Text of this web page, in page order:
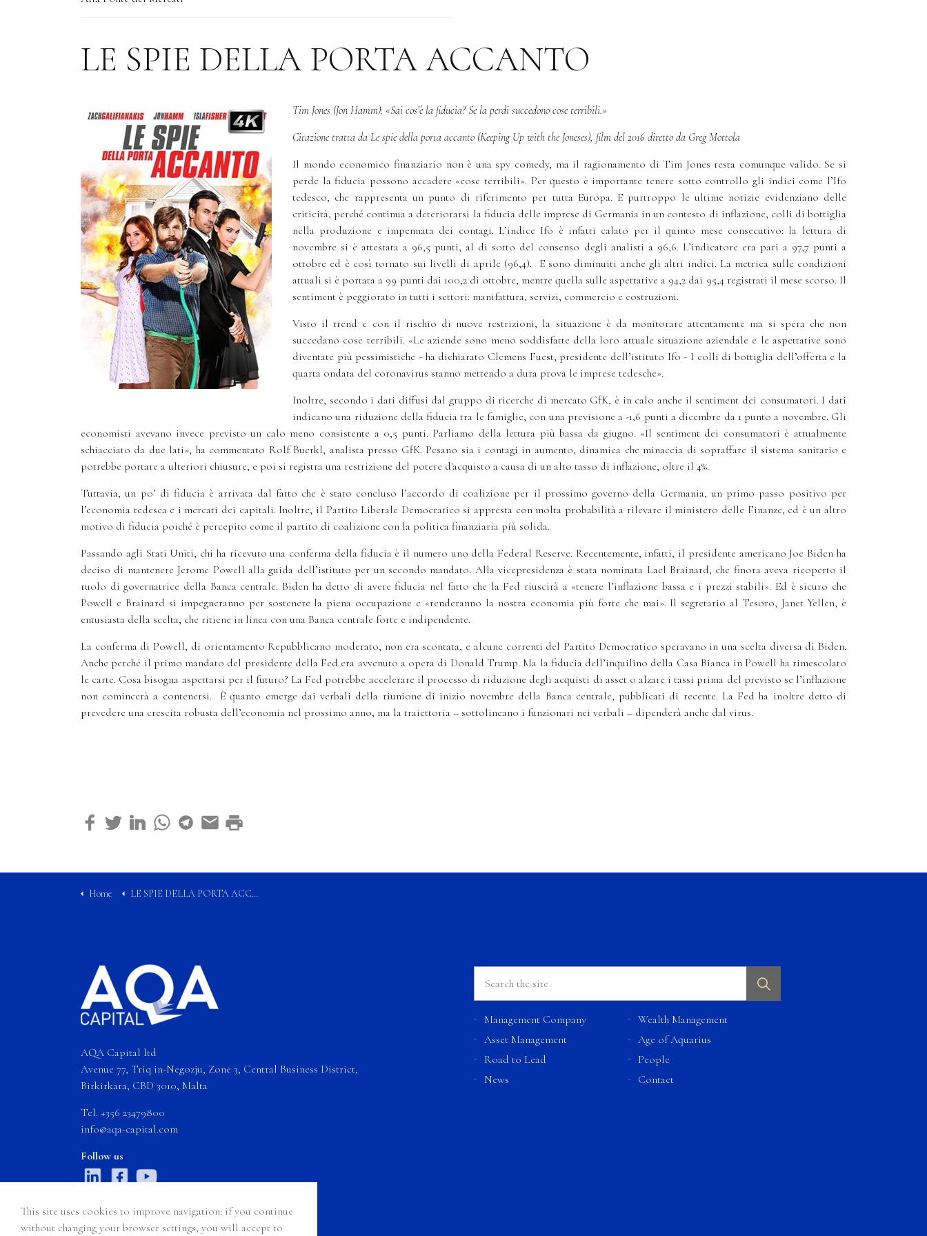
People
News
Regulatory
Contact
LE SPIE DELLA PORTA ACCANTO
Tim Jones (Jon Hamm): «Sai cos’è la fiducia? Se la perdi succedono cose terribili.»
Citazione tratta da Le spie della porta accanto (Keeping Up with the Joneses), film del 2016 diretto da Greg Mottola
Il mondo economico finanziario non è una spy comedy, ma il ragionamento di Tim Jones resta comunque valido. Se si
perde la fiducia possono accadere «cose terribili». Per questo è importante tenere sotto controllo gli indici come l’Ifo
tedesco, che rappresenta un punto di riferimento per tutta Europa. E purtroppo le ultime notizie evidenziano delle
criticità, perché continua a deteriorarsi la fiducia delle imprese di Germania in un contesto di inflazione, colli di bottiglia
nella produzione e impennata dei contagi. L’indice Ifo è infatti calato per il quinto mese consecutivo: la lettura di
novembre si è attestata a 96,5 punti, al di sotto del consenso degli analisti a 96,6. L’indicatore era pari a 97,7 punti a
ottobre ed è così tornato sui livelli di aprile (96,4). E sono diminuiti anche gli altri indici. La metrica sulle condizioni
attuali si è portata a 99 punti dai 100,2 di ottobre, mentre quella sulle aspettative a 94,2 dai 95,4 registrati il mese scorso. Il
sentiment è peggiorato in tutti i settori: manifattura, servizi, commercio e costruzioni.
Visto il trend e con il rischio di nuove restrizioni, la situazione è da monitorare attentamente ma si spera che non
succedano cose terribili. «Le aziende sono meno soddisfatte della loro attuale situazione aziendale e le aspettative sono
diventate più pessimistiche - ha dichiarato Clemens Fuest, presidente dell’istituto Ifo - I colli di bottiglia dell’offerta e la
quarta ondata del coronavirus stanno mettendo a dura prova le imprese tedesche».
Inoltre, secondo i dati diffusi dal gruppo di ricerche di mercato GfK, è in calo anche il sentiment dei consumatori. I dati
indicano una riduzione della fiducia tra le famiglie, con una previsione a -1,6 punti a dicembre da 1 punto a novembre. Gli
economisti avevano invece previsto un calo meno consistente a 0,5 punti. Parliamo della lettura più bassa da giugno. «Il sentiment dei consumatori è attualmente
schiacciato da due lati», ha commentato Rolf Buerkl, analista presso GfK. Pesano sia i contagi in aumento, dinamica che minaccia di sopraffare il sistema sanitario e
potrebbe portare a ulteriori chiusure, e poi si registra una restrizione del potere d'acquisto a causa di un alto tasso di inflazione, oltre il 4%.
Tuttavia, un po’ di fiducia è arrivata dal fatto che è stato concluso l’accordo di coalizione per il prossimo governo della Germania, un primo passo positivo per
l’economia tedesca e i mercati dei capitali. Inoltre, il Partito Liberale Democratico si appresta con molta probabilità a rilevare il ministero delle Finanze, ed è un altro
motivo di fiducia poiché è percepito come il partito di coalizione con la politica finanziaria più solida.
Passando agli Stati Uniti, chi ha ricevuto una conferma della fiducia è il numero uno della Federal Reserve. Recentemente, infatti, il presidente americano Joe Biden ha
deciso di mantenere Jerome Powell alla guida dell’istituto per un secondo mandato. Alla vicepresidenza è stata nominata Lael Brainard, che finora aveva ricoperto il
ruolo di governatrice della Banca centrale. Biden ha detto di avere fiducia nel fatto che la Fed riuscirà a «tenere l’inflazione bassa e i prezzi stabili». Ed è sicuro che
Powell e Brainard si impegneranno per sostenere la piena occupazione e «renderanno la nostra economia più forte che mai». Il segretario al Tesoro, Janet Yellen, è
entusiasta della scelta, che ritiene in linea con una Banca centrale forte e indipendente.
La conferma di Powell, di orientamento Repubblicano moderato, non era scontata, e alcune correnti del Partito Democratico speravano in una scelta diversa di Biden.
Anche perché il primo mandato del presidente della Fed era avvenuto a opera di Donald Trump. Ma la fiducia dell’inquilino della Casa Bianca in Powell ha rimescolato
le carte. Cosa bisogna aspettarsi per il futuro? La Fed potrebbe accelerare il processo di riduzione degli acquisti di asset o alzare i tassi prima del previsto se l’inflazione
non comincerà a contenersi. È quanto emerge dai verbali della riunione di inizio novembre della Banca centrale, pubblicati di recente. La Fed ha inoltre detto di
prevedere una crescita robusta dell’economia nel prossimo anno, ma la traiettoria – sottolineano i funzionari nei verbali – dipenderà anche dal virus.
Home LE SPIE DELLA PORTA ACCANTO
AQA Capital ltd
Avenue 77, Triq in-Negozju, Zone 3, Central Business District,
Birkirkara, CBD 3010, Malta
Tel. +356 23479800
info@aqa-capital.com
Follow us
Management Company
Wealth Management
Asset Management
Age of Aquarius
Road to Lead
People
News
Contact
This site uses cookies to improve navigation: if you continue
without changing your browser settings, you will accept to